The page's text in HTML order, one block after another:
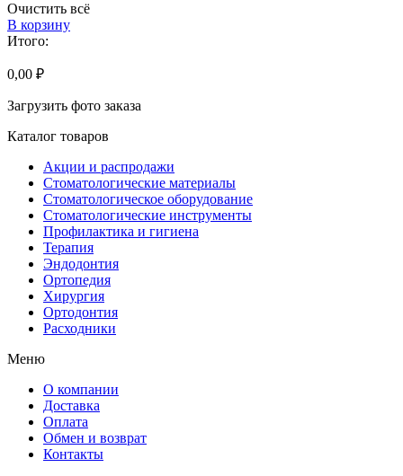
Очистить всё
В корзину
Итого:
0,00 ₽
Загрузить фото заказа
Каталог товаров
Акции и распродажи
Стоматологические материалы
Стоматологическое оборудование
Стоматологические инструменты
Профилактика и гигиена
Терапия
Эндодонтия
Ортопедия
Хирургия
Ортодонтия
Расходники
Меню
О компании
Доставка
Оплата
Обмен и возврат
Контакты